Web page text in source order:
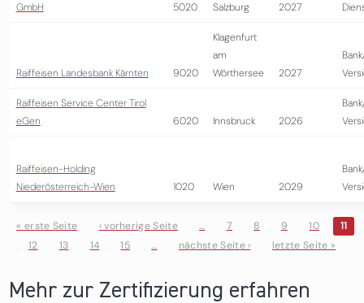
GmbH
5020 Salzburg 2027
Raiffeisen Landesbank Kärnten 9020
Klagenfurt
am
Wörthersee
2027
Raiffeisen Service Center Tirol
eGen
6020 Innsbruck 2026
Raiffeisen-Holding
Niederösterreich-Wien
1020 Wien 2029
Seiten
« erste Seite ‹ vorherige Seite … 7 8 9 10
11
12
13 14 15 … nächste Seite › letzte Seite »
Mehr zur Zertifizierung erfahren